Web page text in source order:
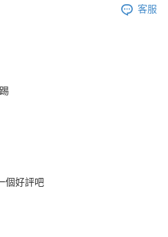
客服
個好評吧